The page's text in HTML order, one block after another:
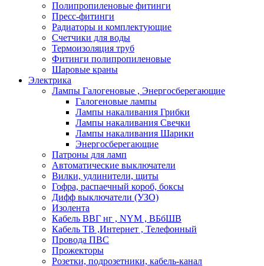
Полипропиленовые фитинги
Пресс-фитинги
Радиаторы и комплектующие
Счетчики для воды
Термоизоляция труб
Фитинги полипропиленовые
Шаровые краны
Электрика
Лампы Галогеновые , Энергосберегающие
Галогеновые лампы
Лампы накаливания Грибки
Лампы накаливания Свечки
Лампы накаливания Шарики
Энергосберегающие
Патроны для ламп
Автоматические выключатели
Вилки, удлинители, щиты
Гофра, распаечный короб, боксы
Дифф выключатели (УЗО)
Изолента
Кабель ВВГ нг , NYM , ВБбШВ
Кабель ТВ ,Интернет , Телефонный
Провода ПВС
Прожекторы
Розетки, подрозетники, кабель-канал